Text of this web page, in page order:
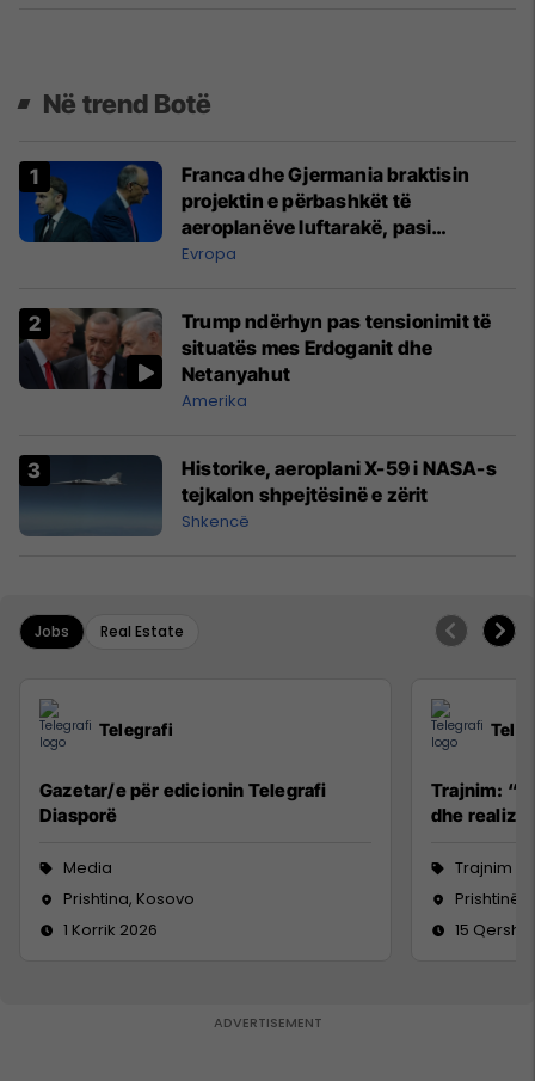
Në trend Botë
Franca dhe Gjermania braktisin
projektin e përbashkët të
aeroplanëve luftarakë, pasi
kompanitë nuk arrijnë marrëveshje
Evropa
Trump ndërhyn pas tensionimit të
situatës mes Erdoganit dhe
Netanyahut
Amerika
Historike, aeroplani X-59 i NASA-s
tejkalon shpejtësinë e zërit
Shkencë
Jobs Real Estate
Telegrafi
Gazetar/e për edicionin Telegrafi
Diasporë
Media
Prishtina, Kosovo
1 Korrik 2026
Trajnim:
dhe
Trajnim
Prishtinë
15